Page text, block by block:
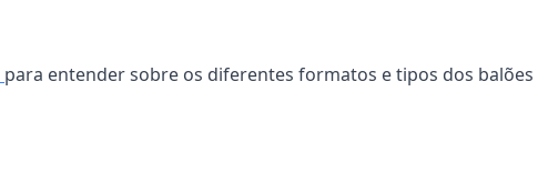
para entender sobre os diferentes formatos e tipos dos balões